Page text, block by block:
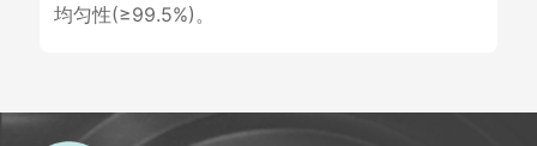
均匀性(≥99.5%)。